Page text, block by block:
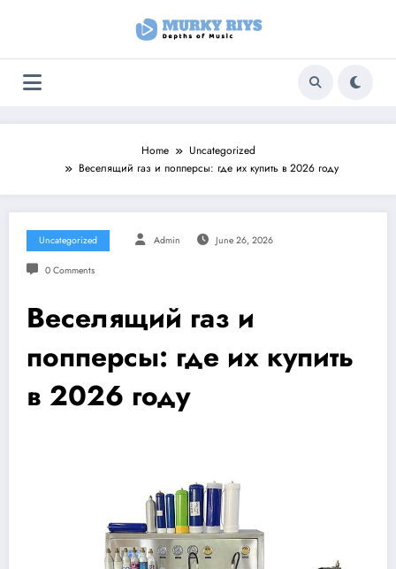
Home
Uncategorized
Веселящий газ и попперсы: где их купить в 2026 году
Uncategorized Admin June 26, 2026
0 Comments
Веселящий газ и
попперсы: где их купить
в 2026 году